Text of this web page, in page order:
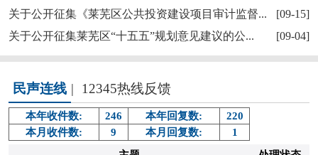
关于公开征集《莱芜区公共投资建设项目审计监督...
[09-15]
关于公开征集莱芜区“十五五”规划意见建议的公...
[09-04]
民声连线 | 12345热线反馈